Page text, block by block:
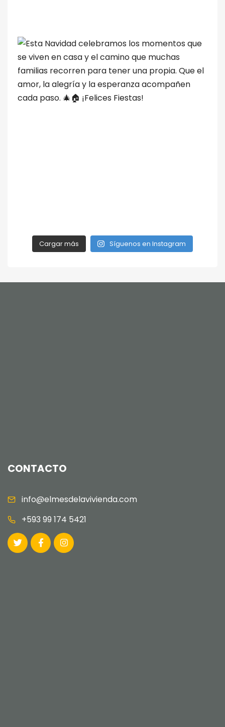
Cargar más Síguenos en Instagram
CONTACTO
info@elmesdelavivienda.com
+593 99 174 5421